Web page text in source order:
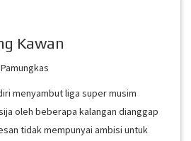
Kawan
menyambut liga super musim
oleh beberapa kalangan dianggap
tidak mempunyai ambisi untuk